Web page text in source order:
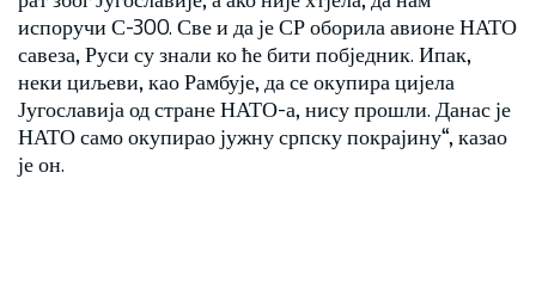
испоручи С-300. Све и да је СР оборила авионе НАТО
савеза, Руси су знали ко ће бити побједник. Ипак,
неки циљеви, као Рамбује, да се окупира цијела
Југославија од стране НАТО-а, нису прошли. Данас је
НАТО само окупирао јужну српску покрајину“, казао
је он.